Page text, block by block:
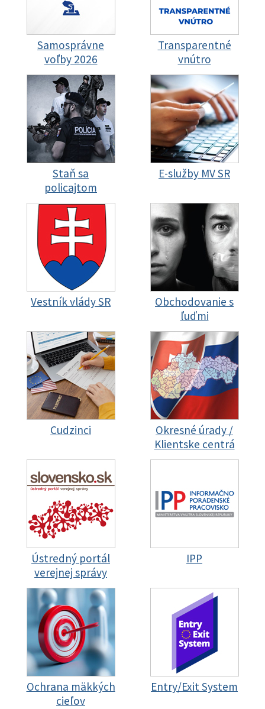
Samosprávne
voľby 2026
Transparentné
vnútro
Staň sa
policajtom
E-služby MV SR
Vestník vlády SR
Obchodovanie s
ľuďmi
Cudzinci
Okresné úrady /
Klientske centrá
Ústredný portál
verejnej správy
IPP
Ochrana mäkkých
cieľov
Entry/Exit System